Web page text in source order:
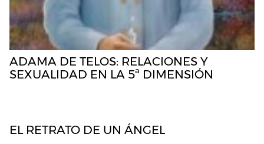
ADAMA DE TELOS: RELACIONES Y
SEXUALIDAD EN LA 5ª DIMENSIÓN
EL RETRATO DE UN ÁNGEL